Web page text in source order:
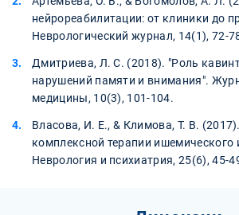
нейрореабилитации: от клиники до
Неврологический журнал, 14(1), 72-
Дмитриева, Л. С. (2018). "Роль
нарушений памяти и внимания".
медицины, 10(3), 101-104.
Власова, И. Е., & Климова, Т. В.
комплексной терапии ишемического
Неврология и психиатрия, 25(6), 45-